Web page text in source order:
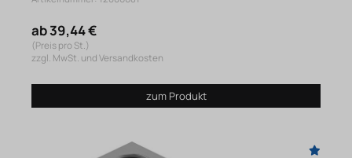
ab 39,44 €
(Preis pro St.)
zzgl. MwSt. und Versandkosten
zum Produkt